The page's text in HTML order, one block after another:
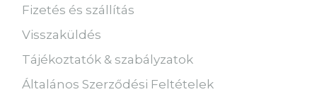
Fizetés és szállítás
Visszaküldés
Tájékoztatók & szabályzatok
Általános Szerződési Feltételek